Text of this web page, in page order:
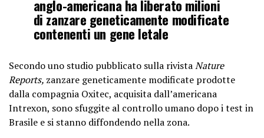
anglo-americana ha liberato milioni
di zanzare geneticamente modificate
contenenti un gene letale
Secondo uno studio pubblicato sulla rivistaNature
Reports, zanzare geneticamente modificate prodotte
dalla compagnia Oxitec, acquisita dall’americana
Intrexon, sono sfuggite al controllo umano dopo i test in
Brasile e si stanno diffondendo nella zona.